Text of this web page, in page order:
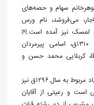
که در آن گوهرخانم سهام و حصه‌های
می‌فروشد، نام ورس
لمسک نیز آمده است.[4]
همچنین، در استشهادنامچه‌ی مورخ ۱۳۱۰ق، اسامی پیرمردان
کربلایی محمد حسن و
در کتابچه‌ی نفوس اهالی مملکت استراباد مربوط به سال ۱۲۹۶ق نیز
است و رعیتی از آقایان